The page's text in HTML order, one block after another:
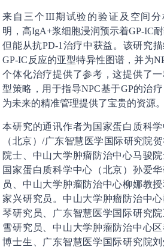
来自三个III期试验的验证及空间分
明，高IgA+浆细胞浸润预示着GP-IC耐
但能从抗PD-1治疗中获益。该研究描
GP-IC反应的亚型特异性图谱，并为
个体化治疗提供了参考，这提供了一
型策略，用于指导NPC基于GP的治
为未来的精准管理提供了宝贵的资源。
本研究的通讯作者为国家蛋白质科
（北京）/广东智慧医学国际研究院
院士、中山大学肿瘤防治中心马骏院
国家蛋白质科学中心（北京）孙爱
员、中山大学肿瘤防治中心柳娜教
家兴研究员。中山大学肿瘤防治中心
琴研究员、广东智慧医学国际研究院
雪研究员、中山大学肿瘤防治中心
博士生、广东智慧医学国际研究院